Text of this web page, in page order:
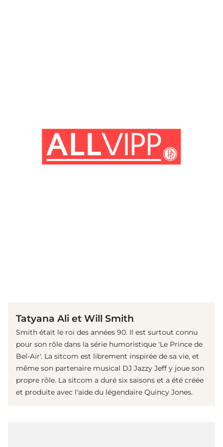
Tatyana Ali et Will Smith
Smith était le roi des années 90. Il est surtout connu
pour son rôle dans la série humoristique 'Le Prince de
Bel-Air'. La sitcom est librement inspirée de sa vie, et
même son partenaire musical DJ Jazzy Jeff y joue son
propre rôle. La sitcom a duré six saisons et a été créée
et produite avec l'aide du légendaire Quincy Jones.